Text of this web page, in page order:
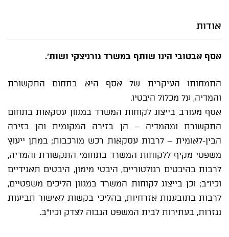
אודות
אסף אבטובי הינו שותף במשרד גורניצקי ושות'.
התמחותו העיקרית של אסף היא בתחום התקשורת
והמדיה, על מכלול היבטיו.
אסף מעורב בייצוג לקוחות המשרד במגוון עסקאות בתחום
התקשורת ומהמדיה – הן בזירה המקומית והן בזירה
הבין-לאומית – לרבות עסקאות רכש מורכבות; במתן ייעוץ
משפטי מקיף ללקוחות המשרד בתחומי התקשורת והמדיה,
לרבות בהיבטים רגולטוריים, היבטי מימון, היבטים תאגידיים
וכיו"ב; וכן בייצוג לקוחות המשרד במגוון הליכים משפטיים,
לרבות בתובענות אזרחיות, בהליכי בקשות לאישור תביעות
נגזרות, בעתירות לבית המשפט הגבוה לצדק וכיו"ב.